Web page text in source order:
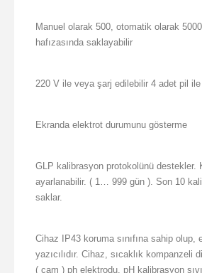
Manuel olarak 500, otomatik olarak
hafızasında saklayabilir
220 V ile veya şarj edilebilir 4 adet pil ile
Ekranda elektrot durumunu gösterme
GLP kalibrasyon protokolünü destekler.
ayarlanabilir. ( 1… 999 gün ). Son 10
saklar.
Cihaz IP43 koruma sınıfına sahip olup,
yazıcılıdır. Cihaz, sıcaklık kompanzeli
( cam ) ph elektrodu, pH kalibrasyon